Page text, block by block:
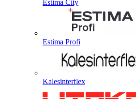
Estima City
Estima Profi
Kalesinterflex